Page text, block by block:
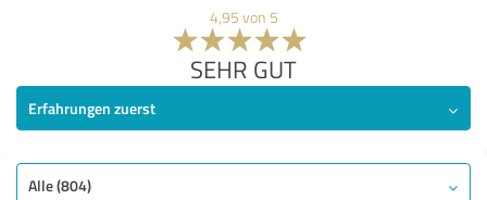
4,95 von 5
SEHR GUT
Erfahrungen zuerst
Alle (804)